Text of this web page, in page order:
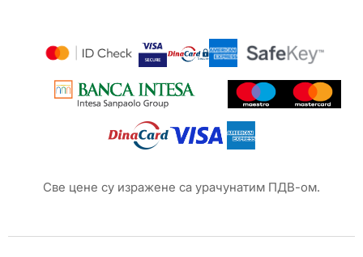
Све цене су изражене са урачунатим ПДВ-ом.